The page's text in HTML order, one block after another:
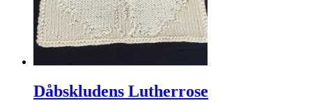
Dåbskludens Lutherrose